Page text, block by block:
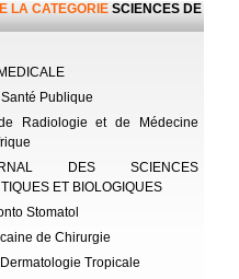
LA CATEGORIE SCIENCES DE
Publique
Radiologie et de Médecine
DES SCIENCES
ET BIOLOGIQUES
Stomatol
de Chirurgie
Tropicale